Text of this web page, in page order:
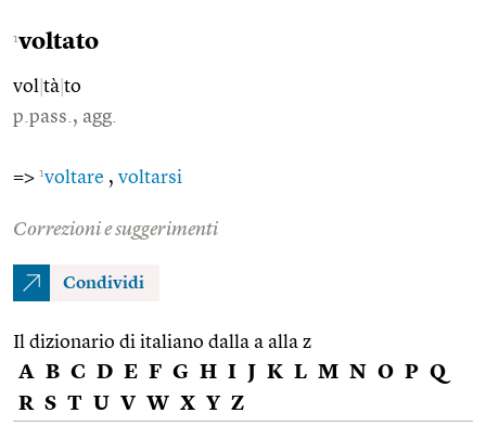
1voltato
vol tà to
p.pass., agg.
=> 1voltare , voltarsi
Correzioni e suggerimenti
Condividi
Il dizionario di italiano dalla a alla z
A B C D E F G H I J K L M N O P Q
R S T U V W X Y Z